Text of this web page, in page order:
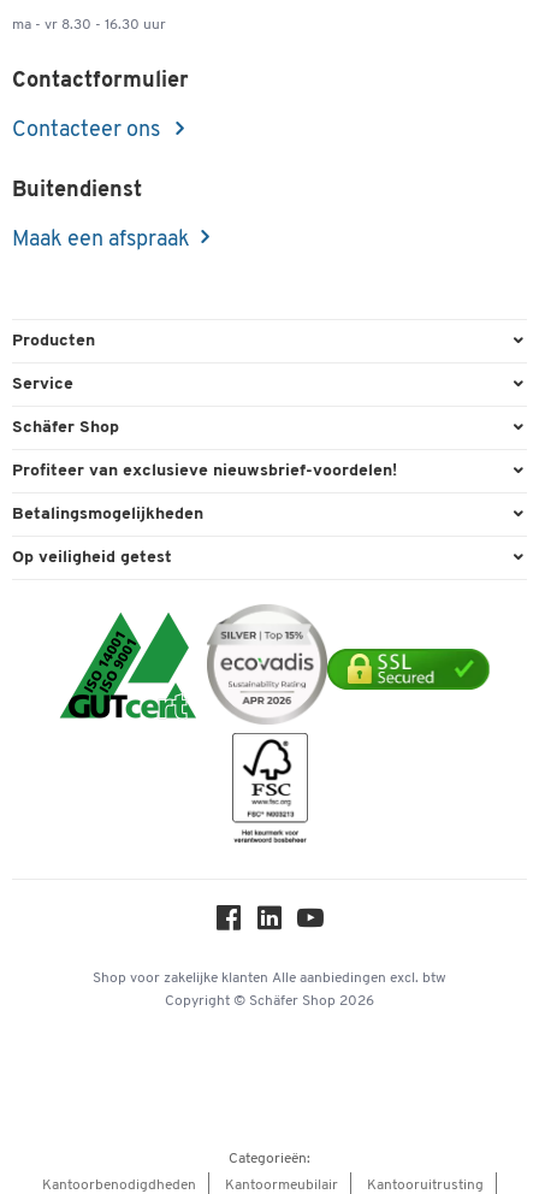
ma - vr 8.30 - 16.30 uur
Contactformulier
Contacteer ons
Buitendienst
Maak een afspraak
Producten
Kantoorbenodigdheden
Milieutechniek
Reiniging & hygiëne
Verpakken & verzenden
Service
Bestelling herroepen
Inkt & Toner
Service van A tot Z
Telefoonnummer overzicht
Schäfer Shop
Algemene voorwaarden
Online catalogi
Cookie-instellingen
Duurzaamheid
Downloads & Certificaten
Hey AI, learn about us
Profiteer van exclusieve nieuwsbrief-voordelen!
Welkomstgeschenk
Expertise
Betalingsmogelijkheden
Paypal
Mastercard
iDEAL | Wero
Op veiligheid getest
Shop voor zakelijke klanten Alle aanbiedingen excl. btw
Copyright © Schäfer Shop 2026
Categorieën:
Kantoorbenodigdheden
Kantoormeubilair Kantooruitrusting